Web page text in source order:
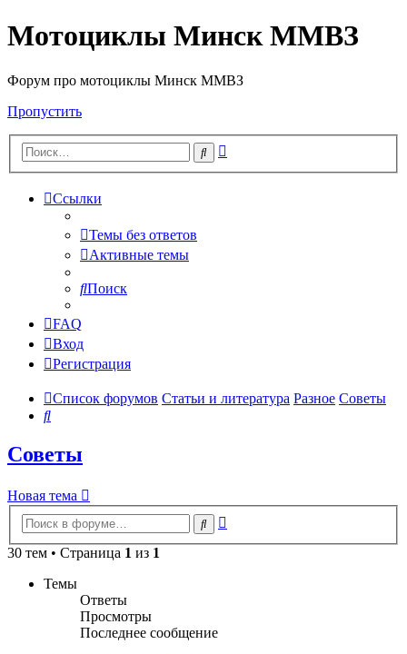
Мотоциклы Минск ММВЗ
Форум про мотоциклы Минск ММВЗ
Пропустить
Поиск
Ссылки
Темы без ответов
Активные темы
Поиск
FAQ
Вход
Регистрация
Список форумов Статьи и литература Разное Советы
Поиск
Советы
Новая тема
Поиск
30 тем • Страница 1 из 1
Темы
Ответы
Просмотры
Последнее сообщение